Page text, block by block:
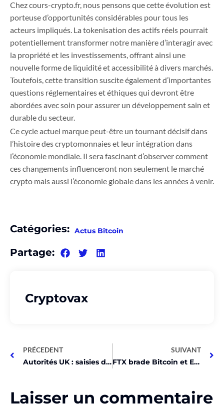
Chez cours-crypto.fr, nous pensons que cette évolution est
porteuse d’opportunités considérables pour tous les
acteurs impliqués. La tokenisation des actifs réels pourrait
potentiellement transformer notre manière d’interagir avec
la propriété et les investissements, offrant ainsi une
nouvelle forme de liquidité et accessibilité à divers marchés.
Toutefois, cette transition suscite également d’importantes
questions réglementaires et éthiques qui devront être
abordées avec soin pour assurer un développement sain et
durable du secteur.
Ce cycle actuel marque peut-être un tournant décisif dans
l’histoire des cryptomonnaies et leur intégration dans
l’économie mondiale. Il sera fascinant d’observer comment
ces changements influenceront non seulement le marché
crypto mais aussi l’économie globale dans les années à venir.
Catégories: Actus Bitcoin
Partage:
Cryptovax
PRÉCEDENT
Autorités UK : saisies de crypto facilitées bientôt !
SUIVANT
FTX brade Bitcoin et Ethereum à des prix INCROYABLES!
Laisser un commentaire